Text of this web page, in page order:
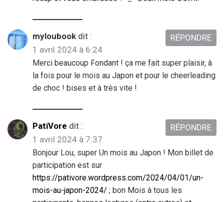
myloubook dit :
1 avril 2024 à 6:24
Merci beaucoup Fondant ! ça me fait super plaisir, à
la fois pour le mois au Japon et pour le cheerleading
de choc ! bises et à très vite !
RÉPONDRE
PatiVore dit :
1 avril 2024 à 7:37
Bonjour Lou, super Un mois au Japon ! Mon billet de
participation est sur
https://pativore.wordpress.com/2024/04/01/un-
mois-au-japon-2024/ ; bon Mois à tous les
RÉPONDRE